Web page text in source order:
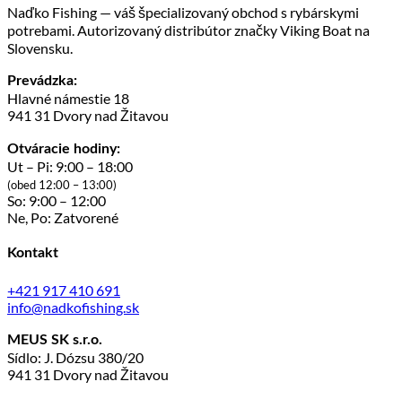
Naďko Fishing — váš špecializovaný obchod s rybárskymi
potrebami. Autorizovaný distribútor značky Viking Boat na
Slovensku.
Prevádzka:
Hlavné námestie 18
941 31 Dvory nad Žitavou
Otváracie hodiny:
Ut – Pi: 9:00 – 18:00
(obed 12:00 – 13:00)
So: 9:00 – 12:00
Ne, Po: Zatvorené
Kontakt
+421 917 410 691
info@nadkofishing.sk
MEUS SK s.r.o.
Sídlo: J. Dózsu 380/20
941 31 Dvory nad Žitavou